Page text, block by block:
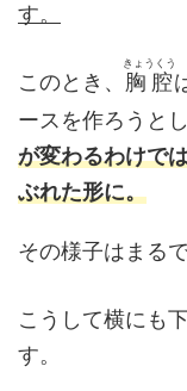
す。
このとき、 胸腔
きょうくう
ースを作ろうと
が変わるわけで
ぶれた形に。
その様子はまる
こうして横にも
す。